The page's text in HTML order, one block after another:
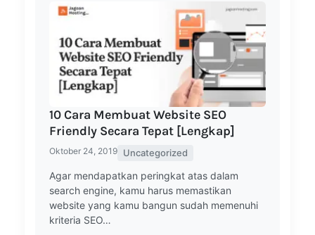
10 Cara Membuat Website SEO
Friendly Secara Tepat [Lengkap]
Oktober 24, 2019 Uncategorized
Agar mendapatkan peringkat atas dalam
search engine, kamu harus memastikan
website yang kamu bangun sudah memenuhi
kriteria SEO…